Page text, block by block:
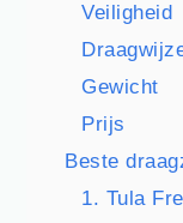
Veiligheid
Gewicht
Prijs
Beste
1. Tula